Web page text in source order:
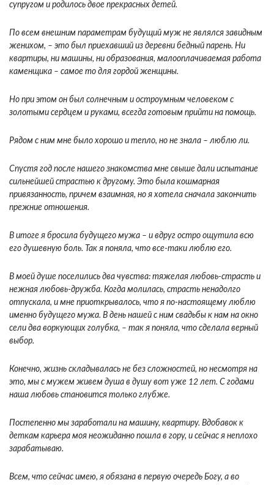
супругом и родилось двое прекрасных детей.
По всем внешним параметрам будущий муж не являлся завидным
женихом, – это был приехавший из деревни бедный парень. Ни
квартиры, ни машины, ни образования, малооплачиваемая работа
каменщика – самое то для гордой женщины.
Но при этом он был солнечным и остроумным человеком с
золотыми сердцем и руками, всегда готовым прийти на помощь.
Рядом с ним мне было хорошо и тепло, но не знала – люблю ли.
Спустя год после нашего знакомства мне свыше дали испытание
сильнейшей страстью к другому. Это была кошмарная
привязанность, причем взаимная, но я хотела сначала закончить
прежние отношения.
В итоге я бросила будущего мужа – и вдруг остро ощутила всю
его душевную боль. Так я поняла, что все-таки люблю его.
В моей душе поселились два чувства: тяжелая любовь-страсть и
нежная любовь-дружба. Когда молилась, страсть ненадолго
отпускала, и мне приоткрывалось, что я по-настоящему люблю
именно будущего мужа. В день нашей с ним свадьбы к нам на окно
сели два воркующих голубка, – так я поняла, что сделала верный
выбор.
Конечно, жизнь складывалась не без сложностей, но несмотря на
это, мы с мужем живем душа в душу вот уже 12 лет. С годами
наша любовь становится только глубже.
Постепенно мы заработали на машину, квартиру. Вдобавок к
деткам карьера моя неожиданно пошла в гору, и сейчас я неплохо
зарабатываю.
Всем, что сейчас имею, я обязана в первую очередь Богу, а во